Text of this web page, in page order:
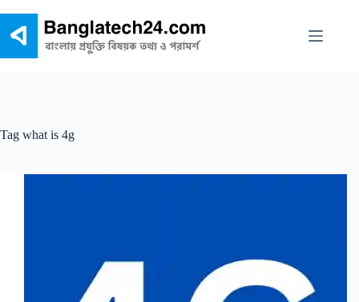
content
Tag what is 4g